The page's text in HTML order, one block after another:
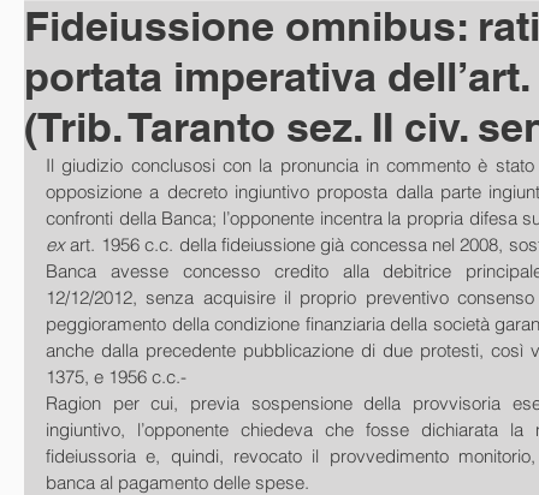
Fideiussione omnibus:
portata imperativa dell’art.
(Trib. Taranto sez. II civ.
Il giudizio conclusosi con la pronuncia in commento è
opposizione a decreto ingiuntivo proposta dalla parte
ex art. 1956 c.c. della fideiussione già concessa nel 2008,
Banca avesse concesso credito alla debitrice
12/12/2012, senza acquisire il proprio preventivo
peggioramento della condizione finanziaria della società
anche dalla precedente pubblicazione di due protesti, così
1375, e 1956 c.c.-
Ragion per cui, previa sospensione della provvisoria
ingiuntivo, l’opponente chiedeva che fosse dichiarata la
fideiussoria e, quindi, revocato il provvedimento
banca al pagamento delle spese.